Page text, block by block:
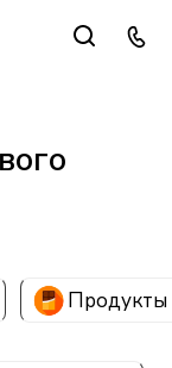
Продукты